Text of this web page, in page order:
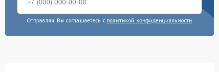
Отправляя, Вы соглашаетесь с политикой конфиденциальности